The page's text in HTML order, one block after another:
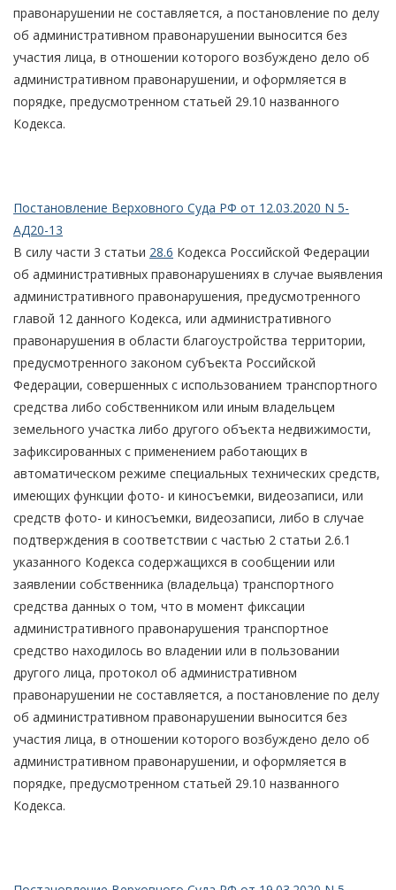
правонарушении не составляется, а постановление по делу
об административном правонарушении выносится без
участия лица, в отношении которого возбуждено дело об
административном правонарушении, и оформляется в
порядке, предусмотренном статьей 29.10 названного
Кодекса.
Постановление Верховного Суда РФ от 12.03.2020 N 5-
АД20-13
В силу части 3 статьи 28.6 Кодекса Российской Федерации
об административных правонарушениях в случае выявления
административного правонарушения, предусмотренного
главой 12 данного Кодекса, или административного
правонарушения в области благоустройства территории,
предусмотренного законом субъекта Российской
Федерации, совершенных с использованием транспортного
средства либо собственником или иным владельцем
земельного участка либо другого объекта недвижимости,
зафиксированных с применением работающих в
автоматическом режиме специальных технических средств,
имеющих функции фото- и киносъемки, видеозаписи, или
средств фото- и киносъемки, видеозаписи, либо в случае
подтверждения в соответствии с частью 2 статьи 2.6.1
указанного Кодекса содержащихся в сообщении или
заявлении собственника (владельца) транспортного
средства данных о том, что в момент фиксации
административного правонарушения транспортное
средство находилось во владении или в пользовании
другого лица, протокол об административном
правонарушении не составляется, а постановление по делу
об административном правонарушении выносится без
участия лица, в отношении которого возбуждено дело об
административном правонарушении, и оформляется в
порядке, предусмотренном статьей 29.10 названного
Кодекса.